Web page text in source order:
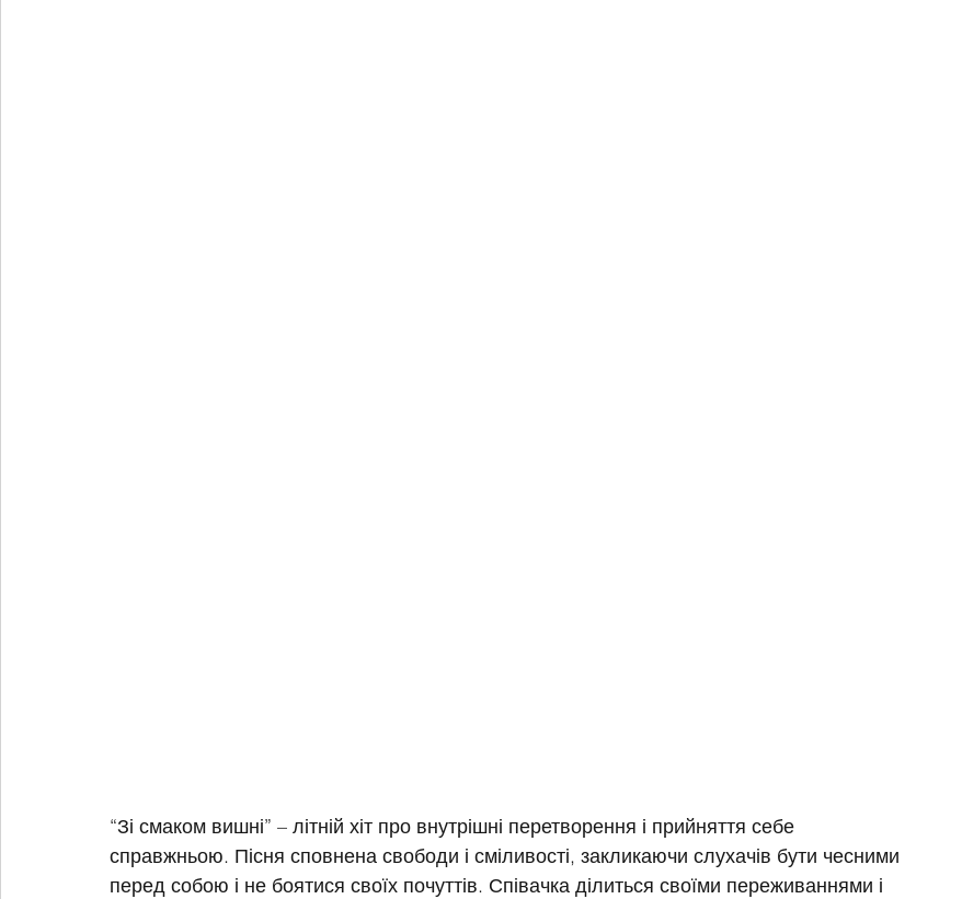
“Зі смаком вишні” – літній хіт про внутрішні перетворення і прийняття себе
справжньою. Пісня сповнена свободи і сміливості, закликаючи слухачів бути чесними
перед собою і не боятися своїх почуттів. Співачка ділиться своїми переживаннями і